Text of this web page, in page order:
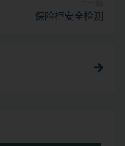
保险柜安全检测